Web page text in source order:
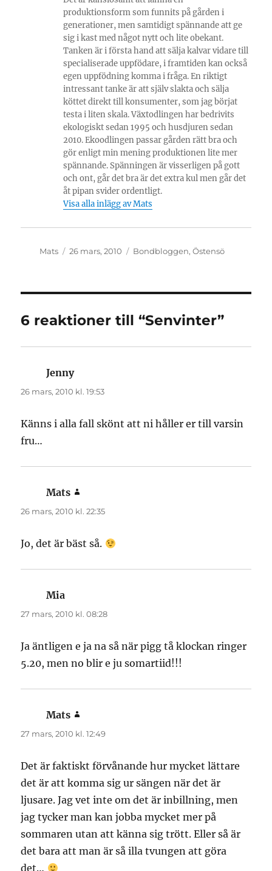
produktionsform som funnits på gården i
generationer, men samtidigt spännande att ge
sig i kast med något nytt och lite obekant.
Tanken är i första hand att sälja kalvar vidare till
specialiserade uppfödare, i framtiden kan också
egen uppfödning komma i fråga. En riktigt
intressant tanke är att själv slakta och sälja
köttet direkt till konsumenter, som jag börjat
testa i liten skala. Växtodlingen har bedrivits
ekologiskt sedan 1995 och husdjuren sedan
2010. Ekoodlingen passar gården rätt bra och
gör enligt min mening produktionen lite mer
spännande. Spänningen är visserligen på gott
och ont, går det bra är det extra kul men går det
åt pipan svider ordentligt.
Visa alla inlägg av Mats
Författare
Mats
Publicerat
26 mars, 2010 Kategorier
Bondbloggen,Östensö
6 reaktioner till “Senvinter”
Jennyskriver:
26 mars, 2010 kl. 19:53
Känns i alla fall skönt att ni håller er till varsin
fru…
Mats
26 mars, 2010 kl. 22:35
Jo, det är bäst så.
Mia
27 mars, 2010 kl. 08:28
Ja äntligen e ja na så när pigg tå klockan ringer
5.20, men no blir e ju somartiid!!!
Mats
27 mars, 2010 kl. 12:49
Det är faktiskt förvånande hur mycket lättare
det är att komma sig ur sängen när det är
ljusare. Jag vet inte om det är inbillning, men
jag tycker man kan jobba mycket mer på
sommaren utan att känna sig trött. Eller så är
det bara att man är så illa tvungen att göra
det…